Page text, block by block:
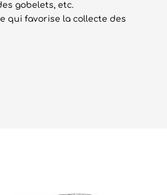
gobelets, etc.
qui favorise la collecte des